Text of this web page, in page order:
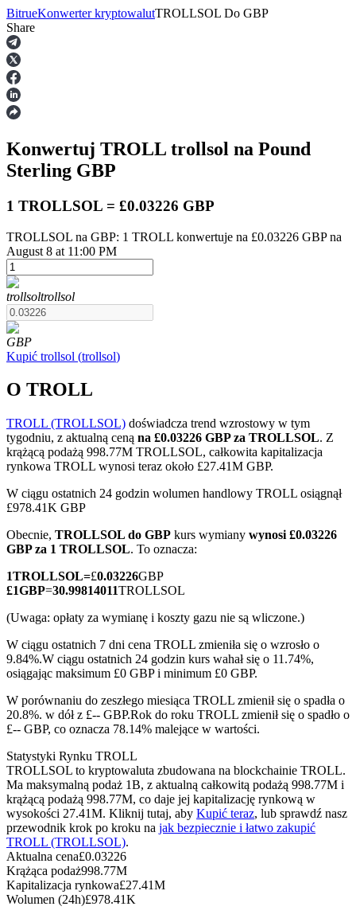
Kontrakty terminowe
Kontrakty terminowe na USDT
Kontrakty terminowe COIN-M
Kontrakty terminowe na kryptowaluty
TradFi
Instrumenty pochodne na akcje, forex, metale szlachetne i
towary
Kontrakty terminowe na USDC
Kopiowanie Transakcji
BitrueKonwerter kryptowalutTROLLSOL Do GBP
Share
Konwertuj TROLL trollsol na Pound
Sterling GBP
1 TROLLSOL = £0.03226 GBP
TROLLSOL na GBP: 1 TROLL konwertuje na £0.03226 GBP na
August 8 at 11:00 PM
trollsoltrollsol
GBP
Kupić trollsol (trollsol)
O TROLL
TROLL (TROLLSOL) doświadcza trend wzrostowy w tym
tygodniu, z aktualną ceną na £0.03226 GBP za TROLLSOL. Z
krążącą podażą 998.77M TROLLSOL, całkowita kapitalizacja
rynkowa TROLL wynosi teraz około £27.41M GBP.
W ciągu ostatnich 24 godzin wolumen handlowy TROLL osiągnął
£978.41K GBP
Obecnie, TROLLSOL do GBP kurs wymiany wynosi £0.03226
GBP za 1 TROLLSOL. To oznacza:
1TROLLSOL=£0.03226GBP
£1GBP=30.99814011TROLLSOL
(Uwaga: opłaty za wymianę i koszty gazu nie są wliczone.)
W ciągu ostatnich 7 dni cena TROLL zmieniła się o wzrosło o
9.84%.W ciągu ostatnich 24 godzin kurs wahał się o 11.74%,
osiągając maksimum £0 GBP i minimum £0 GBP.
W porównaniu do zeszłego miesiąca TROLL zmienił się o spadła o
20.8%. w dół z £-- GBP.Rok do roku TROLL zmienił się o spadło o
£-- GBP, co oznacza 78.14% malejące w wartości.
Statystyki Rynku TROLL
TROLLSOL to kryptowaluta zbudowana na blockchainie TROLL.
Ma maksymalną podaż 1B, z aktualną całkowitą podażą 998.77M i
krążącą podażą 998.77M, co daje jej kapitalizację rynkową w
wysokości 27.41M. Kliknij tutaj, aby Kupić teraz, lub sprawdź nasz
przewodnik krok po kroku na jak bezpiecznie i łatwo zakupić
TROLL (TROLLSOL).
Aktualna cena£0.03226
Krążąca podaż998.77M
Kapitalizacja rynkowa£27.41M
Wolumen (24h)£978.41K